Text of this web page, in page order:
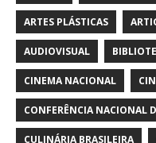
ARTES PLÁSTICAS
AUDIOVISUAL
CINEMA NACIONAL
CONFERÊNCIA NACIONAL
CULINÁRIA BRASILEIRA